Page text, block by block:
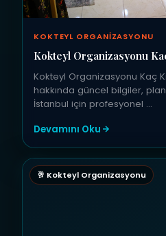
KOKTEYL ORGANIZASYONU
Kokteyl Organizasyonu
Kokteyl Organizasyonu Kaç
hakkında güncel bilgiler,
İstanbul için profesyonel …
Devamını Oku
🥂 Kokteyl Organizasyonu